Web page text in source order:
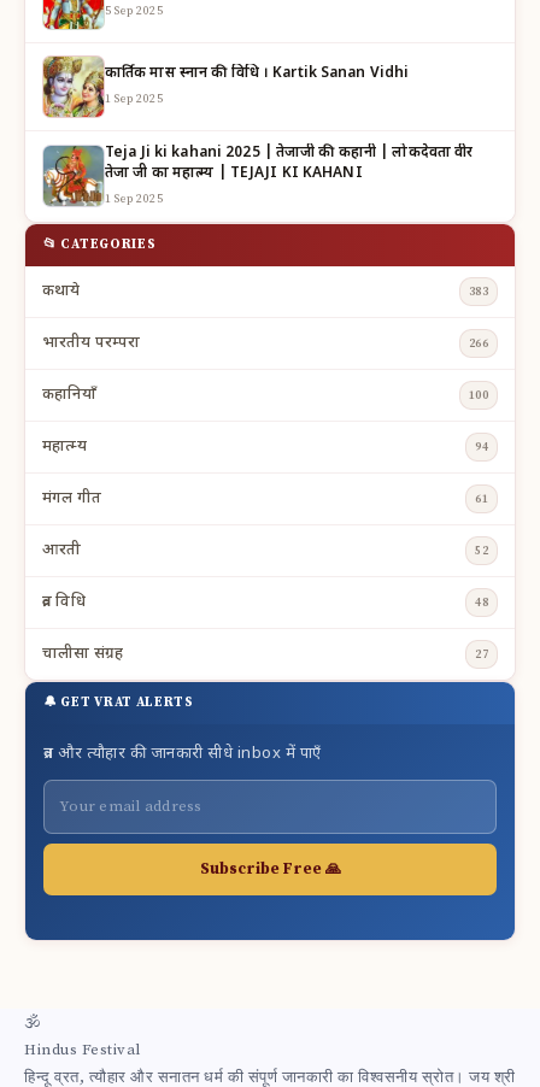
5 Sep 2025
कार्तिक मास स्नान की विधि । Kartik Sanan Vidhi
1 Sep 2025
Teja Ji ki kahani 2025 | तेजाजी की कहानी | लोकदेवता वीर
तेजा जी का महात्म्य | TEJAJI KI KAHANI
1 Sep 2025
📂 CATEGORIES
कथाये 383
भारतीय परम्परा 266
कहानियाँ 100
महात्म्य 94
मंगल गीत 61
आरती 52
व्रत विधि 48
चालीसा संग्रह 27
🔔 GET VRAT ALERTS
व्रत और त्यौहार की जानकारी सीधे inbox में पाएँ
Subscribe Free 🙏
🕉
Hindus Festival
हिन्दू व्रत, त्यौहार और सनातन धर्म की संपूर्ण जानकारी का विश्वसनीय स्रोत। जय श्री